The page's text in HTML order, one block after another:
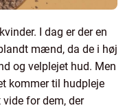
I dag er der en
mænd, da de i høj
og velplejet hud. Men
kommer til hudpleje
for dem, der